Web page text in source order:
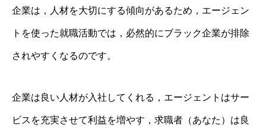
企業は，人材を大切にする傾向があるため，エージェン
トを使った就職活動では，必然的にブラック企業が排除
されやすくなるのです。
企業は良い人材が入社してくれる，エージェントはサー
ビスを充実させて利益を増やす，求職者（あなた）は良